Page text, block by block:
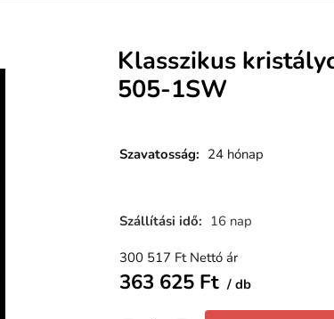
Klasszikus
505-1SW
Szavatosság: 24 hónap
Szállítási idő: 16 nap
300 517 Ft Nettó ár
363 625Ft db